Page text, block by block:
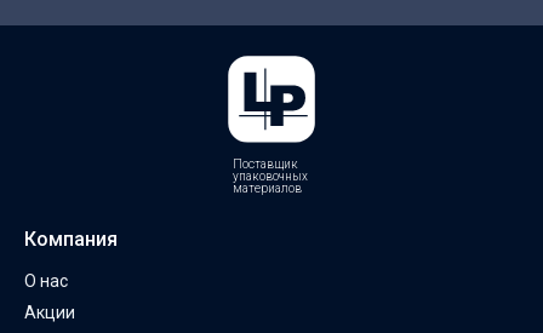
Поставщик
упаковочных
материалов
Компания
О нас
Акции